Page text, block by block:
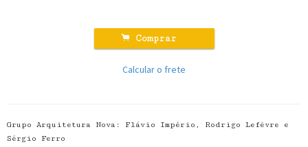
. Comprar
Calcular o frete
Grupo Arquitetura Nova: Flávio Império, Rodrigo Lefèvre e
Sérgio Ferro